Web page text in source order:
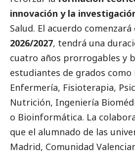
innovación y la
Salud. El acuerdo
2026/2027, tendrá una
cuatro años prorrogables y
estudiantes de grados como
Enfermería, Fisioterapia,
Nutrición, Ingeniería
o Bioinformática. La
que el alumnado de las
Madrid, Comunidad